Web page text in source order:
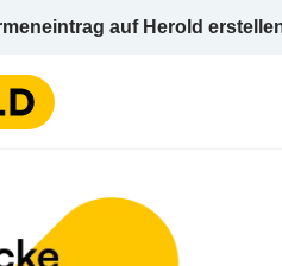
auf Herold